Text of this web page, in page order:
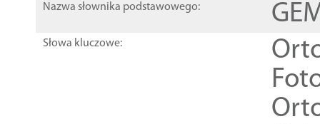
Nazwa słownika podstawowego:
Słowa kluczowe: